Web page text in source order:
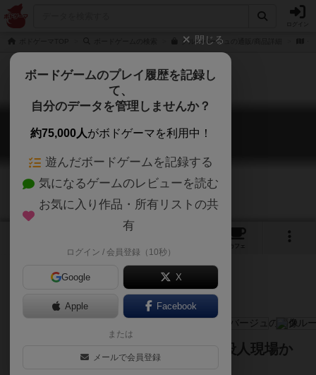
クルーバージュの通販/商品詳細
クルーバージュ
Clueverge
カフェ
探偵となり、ランダム生成された殺人現場か
ら誰よりも早く犯人を見つけ出せ！
閉じる
ボードゲームのプレイ履歴を記録し
て、
自分のデータを管理しませんか？
約75,000人がボドゲーマを利用中！
遊んだボードゲームを記録する
気になるゲームのレビューを読む
お気に入り作品・所有リストの共
有
ログイン / 会員登録（10秒）
Google X
Apple Facebook
または
メールで会員登録